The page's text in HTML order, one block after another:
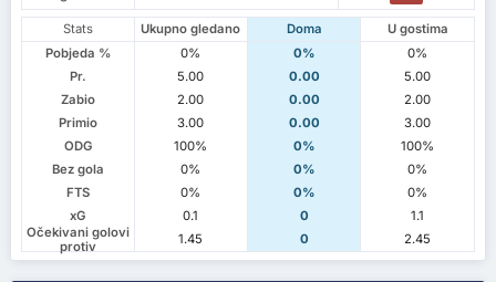
Stats Ukupno gledano Doma
U gostima
Pobjeda %
0% 0%
0%
Pr.
5.00 0.00
5.00
Zabio
2.00 0.00
2.00
Primio
3.00 0.00
3.00
ODG
100% 0%
100%
Bez gola
0% 0%
0%
FTS
0% 0%
0%
xG
0.1 0
1.1
Očekivani golovi
protiv
1.45 0 2.45